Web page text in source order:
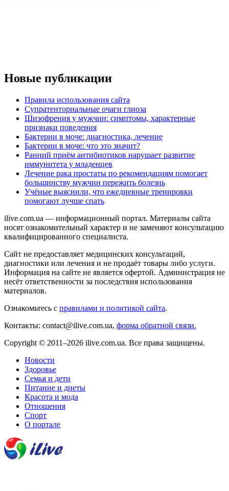
Новые публикации
Правила использования сайта
Супратенториальные очаги глиоза
Шизофрения у мужчин: симптомы, характерные
признаки поведения
Бактерии в моче: диагностика, лечение
Бактерии в моче: что это значит?
Ранний приём антибиотиков нарушает развитие
иммунитета у младенцев
Лечение рака простаты по рекомендациям помогает
большинству мужчин пережить болезнь
Учёные выяснили, что ежедневные тренировки
помогают лучше спать
ilive.com.ua — информационный портал. Материалы сайта
носят ознакомительный характер и не заменяют консультацию
квалифицированного специалиста.
Сайт не предоставляет медицинских консультаций,
диагностики или лечения и не продаёт товары либо услуги.
Информация на сайте не является офертой. Администрация не
несёт ответственности за последствия использования
материалов.
Ознакомьтесь с правилами и политикой сайта.
Контакты: contact@ilive.com.ua, форма обратной связи.
Copyright © 2011–2026 ilive.com.ua. Все права защищены.
Новости
Здоровье
Семья и дети
Питание и диеты
Красота и мода
Отношения
Спорт
О портале